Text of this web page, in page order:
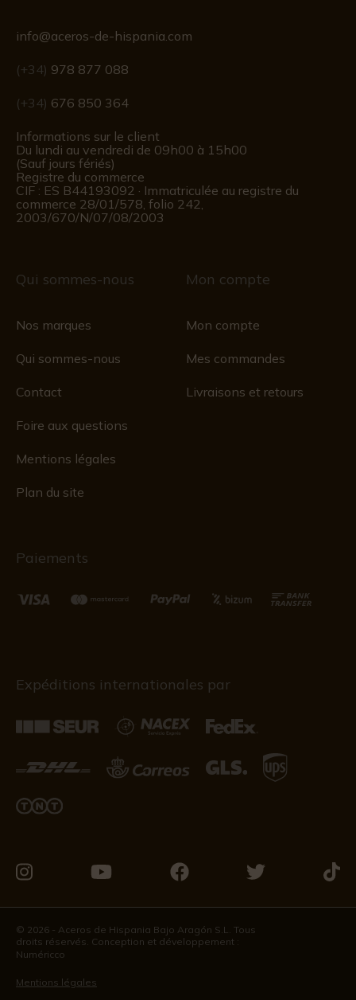
info@aceros-de-hispania.com
(+34) 978 877 088
(+34) 676 850 364
Informations sur le client
Du lundi au vendredi de 09h00 à 15h00
(Sauf jours fériés)
Registre du commerce
CIF : ES B44193092 · Immatriculée au registre du
commerce 28/01/578, folio 242,
2003/670/N/07/08/2003
Qui sommes-nous
Nos marques
Qui sommes-nous
Contact
Foire aux questions
Mentions légales
Plan du site
Mon compte
Mon compte
Mes commandes
Livraisons et retours
Paiements
Expéditions internationales par
nous
sur
Instagram
nous
sur
Youtube
nous
sur
Facebook
nous
sur
nous
© 2026 - Aceros de Hispania Bajo Aragón S.L. Tous
droits réservés. Conception et développement :
Numéricco
Mentions légales